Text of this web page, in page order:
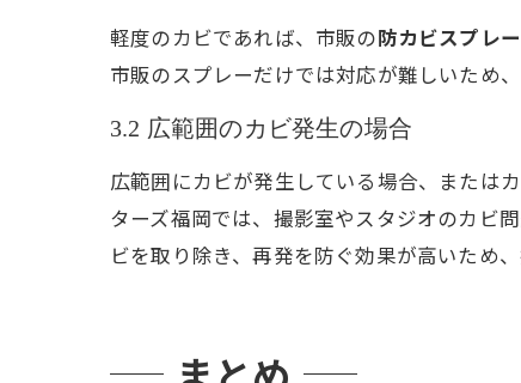
軽度のカビであれば、市販の防カビスプレー
市販のスプレーだけでは対応が難しいため、
3.2 広範囲のカビ発生の場合
広範囲にカビが発生している場合、または
ターズ福岡では、撮影室やスタジオのカビ
ビを取り除き、再発を防ぐ効果が高いため